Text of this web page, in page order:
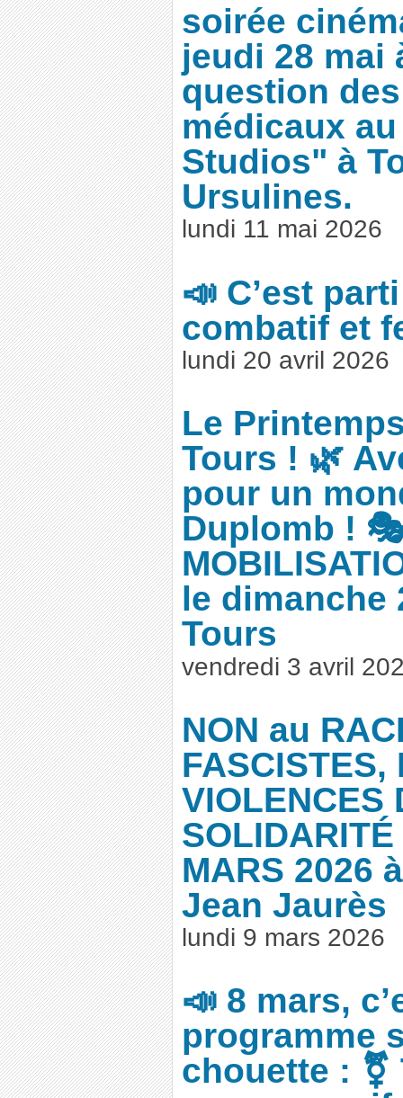
soirée
jeudi 28 mai
question
médicaux
Studios" à
Ursulines.
lundi 11 mai 2026
📣 C’est
combatif et
lundi 20 avril 2026
Le
Tours ! 🌿
pour un
Duplomb !
le dimanche
Tours
vendredi 3 avril
NON au
FASCISTES,
VIOLENCES
MARS 2026
Jean Jaurès
lundi 9 mars 2026
📣 8 mars,
programme
chouette : ⚧️